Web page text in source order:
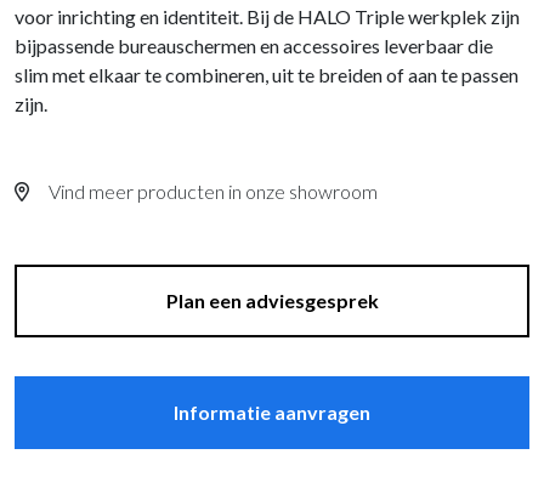
voor inrichting en identiteit. Bij de HALO Triple werkplek zijn
bijpassende bureauschermen en accessoires leverbaar die
slim met elkaar te combineren, uit te breiden of aan te passen
zijn.
Vind meer producten in onze showroom
Plan een adviesgesprek
Informatie aanvragen